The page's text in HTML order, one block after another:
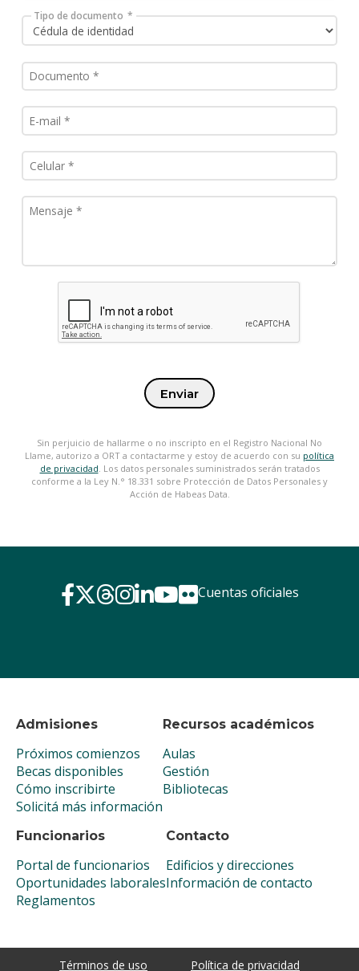
Tipo de documento
Enviar
Sin perjuicio de hallarme o no inscripto en el Registro Nacional No
Llame, autorizo a ORT a contactarme y estoy de acuerdo con su política
de privacidad. Los datos personales suministrados serán tratados
conforme a la Ley N.° 18.331 sobre Protección de Datos Personales y
Acción de Habeas Data.
Admisiones
Próximos comienzos
Becas disponibles
Cómo inscribirte
Solicitá más información
Recursos académicos
Aulas
Gestión
Bibliotecas
Funcionarios
Portal de funcionarios
Oportunidades laborales
Reglamentos
Contacto
Edificios y direcciones
Información de contacto
Cuentas oficiales
Términos de uso Política de privacidad